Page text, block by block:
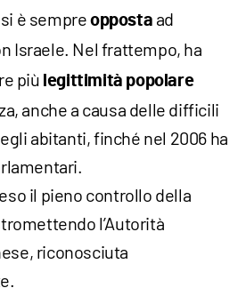
è sempre opposta ad
Israele. Nel frattempo, ha
più legittimità popolare
anche a causa delle difficili
abitanti, finché nel 2006 ha
il pieno controllo della
l’Autorità
riconosciuta